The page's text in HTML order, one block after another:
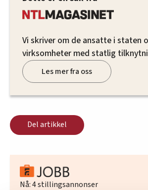
Vi skriver om de ansatte i staten
virksomheter med statlig
Les mer fra oss
Del artikkel
Nå:4stillingsannonser